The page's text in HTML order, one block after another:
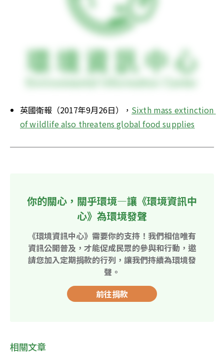
英國衛報（2017年9月26日）， Sixth mass extinction
of wildlife also threatens global food supplies
你的關心，關乎環境—讓《環境資訊中
心》為環境發聲
《環境資訊中心》需要你的支持！我們相信唯有
資訊公開普及，才能促成民眾的參與和行動，邀
請您加入定期捐款的行列，讓我們持續為環境發
聲。
前往捐款
相關文章